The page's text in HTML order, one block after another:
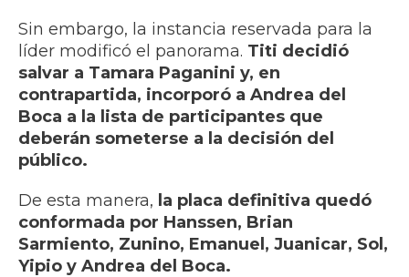
Sin embargo, la instancia reservada para la
líder modificó el panorama. Titi decidió
salvar a Tamara Paganini y, en
contrapartida, incorporó a Andrea del
Boca a la lista de participantes que
deberán someterse a la decisión del
público.
De esta manera, la placa definitiva quedó
conformada por Hanssen, Brian
Sarmiento, Zunino, Emanuel, Juanicar, Sol,
Yipio y Andrea del Boca.